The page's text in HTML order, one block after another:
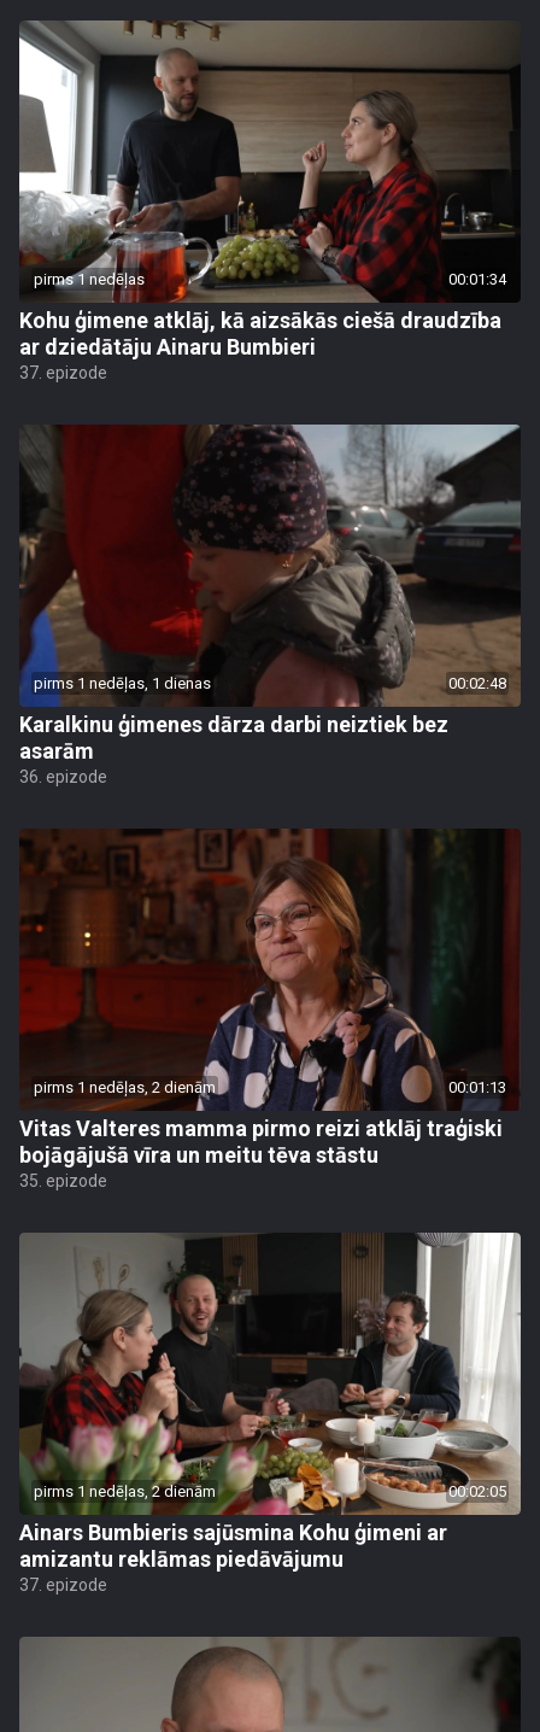
pirms 1 nedēļas 00:01:34
Kohu ģimene atklāj, kā aizsākās ciešā draudzība
ar dziedātāju Ainaru Bumbieri
37. epizode
pirms 1 nedēļas, 1 dienas 00:02:48
Karalkinu ģimenes dārza darbi neiztiek bez
asarām
36. epizode
pirms 1 nedēļas, 2 dienām 00:01:13
Vitas Valteres mamma pirmo reizi atklāj traģiski
bojāgājušā vīra un meitu tēva stāstu
35. epizode
pirms 1 nedēļas, 2 dienām 00:02:05
Ainars Bumbieris sajūsmina Kohu ģimeni ar
amizantu reklāmas piedāvājumu
37. epizode